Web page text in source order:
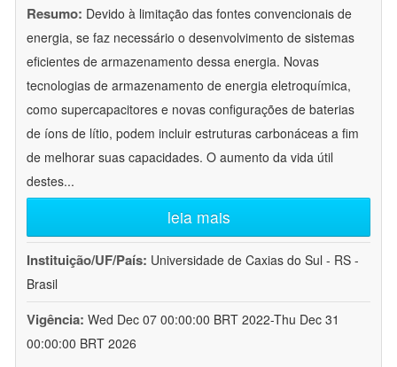
Resumo: Devido à limitação das fontes convencionais de
energia, se faz necessário o desenvolvimento de sistemas
eficientes de armazenamento dessa energia. Novas
tecnologias de armazenamento de energia eletroquímica,
como supercapacitores e novas configurações de baterias
de íons de lítio, podem incluir estruturas carbonáceas a fim
de melhorar suas capacidades. O aumento da vida útil
destes...
leia mais
Instituição/UF/País: Universidade de Caxias do Sul - RS -
Brasil
Vigência: Wed Dec 07 00:00:00 BRT 2022-Thu Dec 31
00:00:00 BRT 2026